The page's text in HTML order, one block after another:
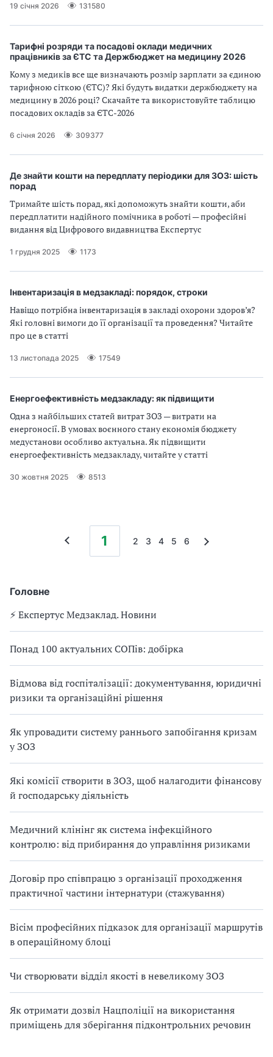
Головне
⚡️ Експертус Медзаклад. Новини
Понад 100 актуальних СОПів: добірка
Відмова від госпіталізації: документування, юридичні
ризики та організаційні рішення
Як упровадити систему раннього запобігання кризам
у ЗОЗ
Які комісії створити в ЗОЗ, щоб налагодити фінансову
й господарську діяльність
Медичний клінінг як система інфекційного
контролю: від прибирання до управління ризиками
Договір про співпрацю з організації проходження
практичної частини інтернатури (стажування)
Вісім професійних підказок для організації маршрутів
в операційному блоці
Чи створювати відділ якості в невеликому ЗОЗ
Як отримати дозвіл Нацполіції на використання
приміщень для зберігання підконтрольних речовин
19 січня 2026 131580
Тарифні розряди та посадові оклади медичних
працівників за ЄТС та Держбюджет на медицину 2026
Кому з медиків все ще визначають розмір зарплати за єдиною
тарифною сіткою (ЄТС)? Які будуть видатки держбюджету на
медицину в 2026 році? Скачайте та використовуйте таблицю
посадових окладів за ЄТС-2026
6 січня 2026 309377
Де знайти кошти на передплату періодики для ЗОЗ: шість
порад
Тримайте шість порад, які допоможуть знайти кошти, аби
передплатити надійного помічника в роботі — професійні
видання від Цифрового видавництва Експертус
1 грудня 2025 1173
Інвентаризація в медзакладі: порядок, строки
Навіщо потрібна інвентаризація в закладі охорони здоров’я?
Які головні вимоги до її організації та проведення? Читайте
про це в статті
13 листопада 2025 17549
Енергоефективність медзакладу: як підвищити
Одна з найбільших статей витрат ЗОЗ — витрати на
енергоносії. В умовах воєнного стану економія бюджету
медустанови особливо актуальна. Як підвищити
енергоефективність медзакладу, читайте у статті
30 жовтня 2025 8513
1 2 3 4 5 6